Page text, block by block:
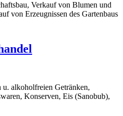
Verkauf von Blumen und
von Erzeugnissen des Gartenbaus
alkoholfreien Getränken,
Konserven, Eis (Sanobub),